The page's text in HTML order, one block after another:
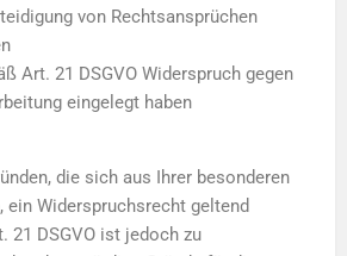
von Rechtsansprüchen
Art. 21 DSGVO Widerspruch gegen
eingelegt haben
die sich aus Ihrer besonderen
ein Widerspruchsrecht geltend
21 DSGVO ist jedoch zu